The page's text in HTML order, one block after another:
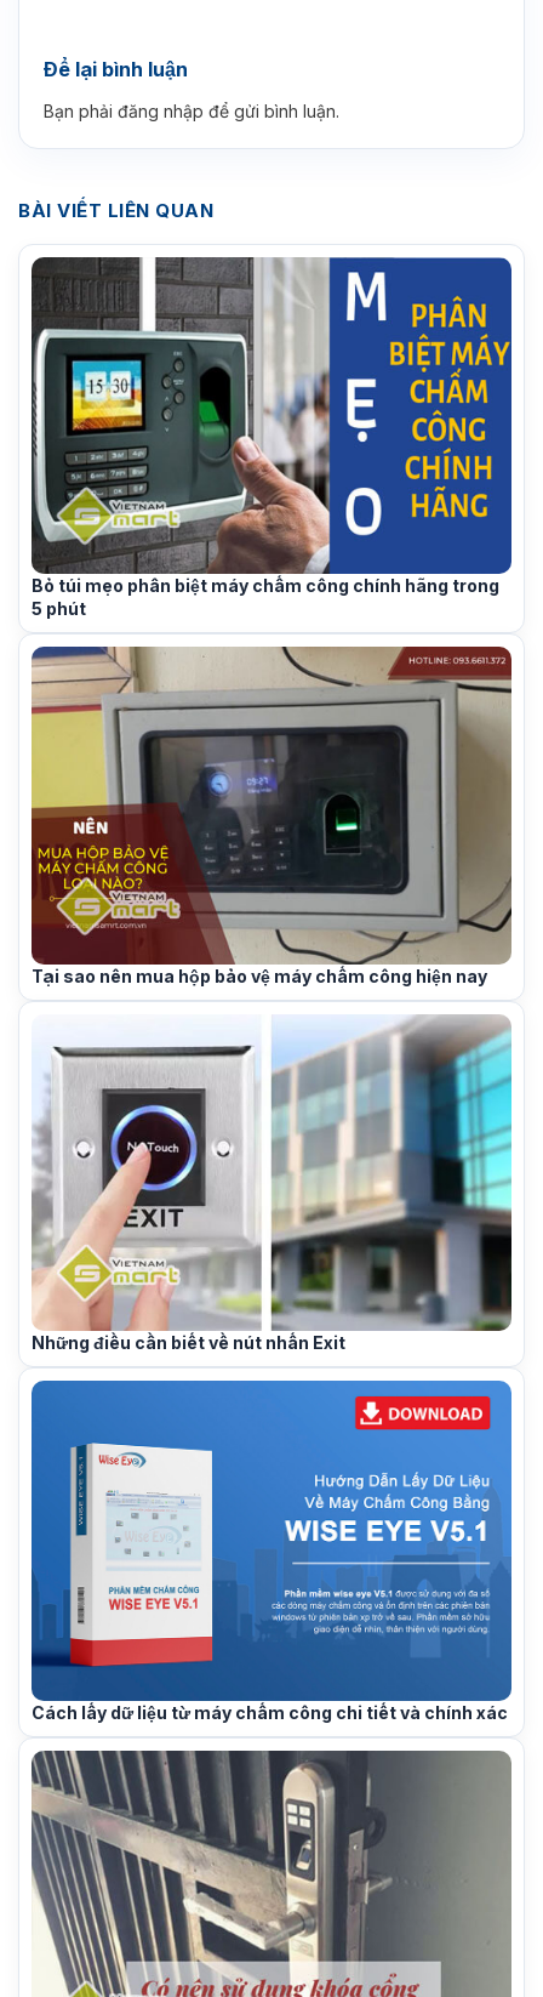
Để lại bình luận
Bạn phải đăng nhập để gửi bình luận.
BÀI VIẾT LIÊN QUAN
Bỏ túi mẹo phân biệt máy chấm công chính hãng trong
5 phút
Tại sao nên mua hộp bảo vệ máy chấm công hiện nay
Những điều cần biết về nút nhấn Exit
Cách lấy dữ liệu từ máy chấm công chi tiết và chính xác